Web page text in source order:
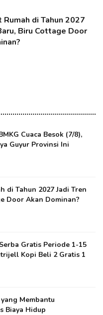
Rumah di Tahun 2027
Biru Cottage Door
Cuaca Besok (7/8),
Guyur Provinsi Ini
di Tahun 2027 Jadi Tren
Door Akan Dominan?
Gratis Periode 1-15
Kopi Beli 2 Gratis 1
Membantu
Biaya Hidup